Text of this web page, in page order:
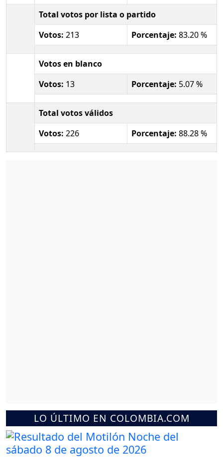
Total votos por lista o partido
Votos: 213 Porcentaje: 83.20 %
Votos en blanco
Votos: 13 Porcentaje: 5.07 %
Total votos válidos
Votos: 226 Porcentaje: 88.28 %
LO ÚLTIMO EN COLOMBIA.COM